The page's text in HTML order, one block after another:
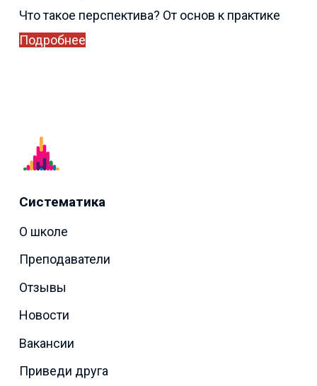
Что такое перспектива? От основ к практике
Подробнее
Систематика
О школе
Преподаватели
Отзывы
Новости
Вакансии
Приведи друга